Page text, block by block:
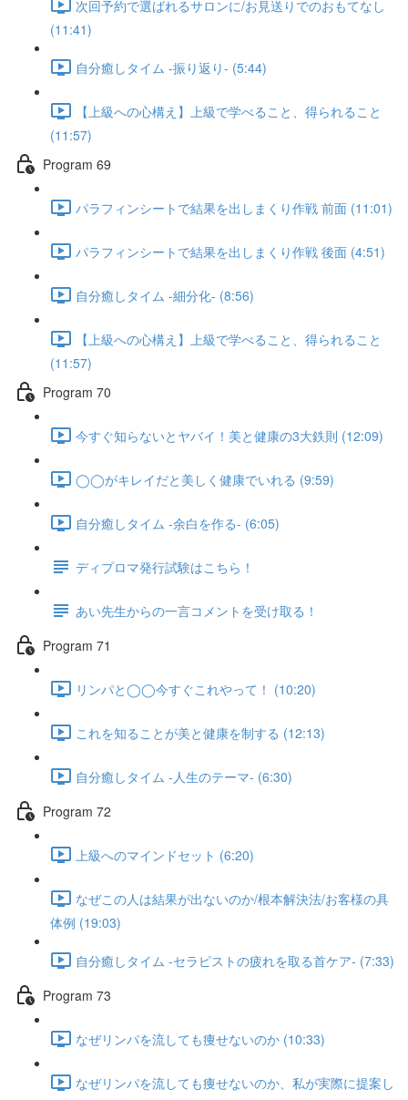
次回予約で選ばれるサロンに/お見送りでのおもてなし
(11:41)
自分癒しタイム -振り返り- (5:44)
【上級への心構え】上級で学べること、得られること
(11:57)
Program 69
パラフィンシートで結果を出しまくり作戦 前面 (11:01)
パラフィンシートで結果を出しまくり作戦 後面 (4:51)
自分癒しタイム -細分化- (8:56)
【上級への心構え】上級で学べること、得られること
(11:57)
Program 70
今すぐ知らないとヤバイ！美と健康の3大鉄則 (12:09)
◯◯がキレイだと美しく健康でいれる (9:59)
自分癒しタイム -余白を作る- (6:05)
ディプロマ発行試験はこちら！
あい先生からの一言コメントを受け取る！
Program 71
リンパと◯◯今すぐこれやって！ (10:20)
これを知ることが美と健康を制する (12:13)
自分癒しタイム -人生のテーマ- (6:30)
Program 72
上級へのマインドセット (6:20)
なぜこの人は結果が出ないのか/根本解決法/お客様の具
体例 (19:03)
自分癒しタイム -セラピストの疲れを取る首ケア- (7:33)
Program 73
なぜリンパを流しても痩せないのか (10:33)
なぜリンパを流しても痩せないのか、私が実際に提案し